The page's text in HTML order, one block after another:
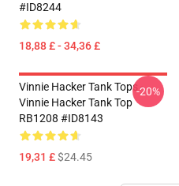
#ID8244
18,88 £ - 34,36 £
Vinnie Hacker Tank Tops -
Vinnie Hacker Tank Top
RB1208 #ID8143
19,31 £$24.45
-20%